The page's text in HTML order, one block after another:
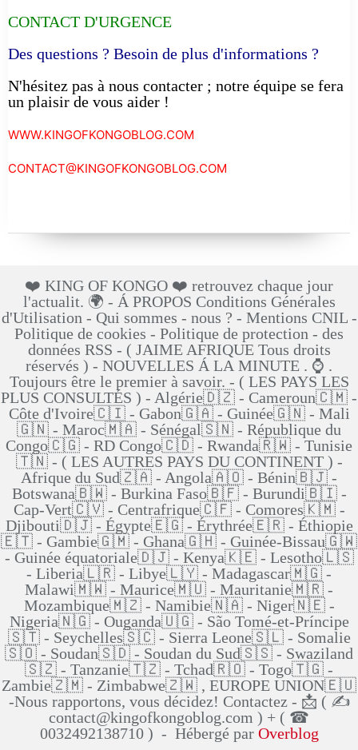
CONTACT D'URGENCE
Des questions ? Besoin de plus d'informations ?
N'hésitez pas à nous contacter ; notre équipe se fera
un plaisir de vous aider !
WWW.KINGOFKONGOBLOG.COM
CONTACT@KINGOFKONGOBLOG.COM
❤️ KING OF KONGO ❤️ retrouvez chaque jour
l'actualit. 🌍 - Á PROPOS Conditions Générales
d'Utilisation - Qui sommes - nous ? - Mentions CNIL -
Politique de cookies - Politique de protection - des
données RSS - ( JAIME AFRIQUE Tous droits
réservés ) - NOUVELLES Á LA MINUTE . ⌚ .
Toujours être le premier à savoir. - ( LES PAYS LES
PLUS CONSULTÉS ) - Algérie🇩🇿 - Cameroun🇨🇲 -
Côte d'Ivoire🇨🇮 - Gabon🇬🇦 - Guinée🇬🇳 - Mali
🇬🇳 - Maroc🇲🇦 - Sénégal🇸🇳 - République du
Congo🇨🇬 - RD Congo🇨🇩 - Rwanda🇷🇼 - Tunisie
🇹🇳 - ( LES AUTRES PAYS DU CONTINENT ) -
Afrique du Sud🇿🇦 - Angola🇦🇴 - Bénin🇧🇯 -
Botswana🇧🇼 - Burkina Faso🇧🇫 - Burundi🇧🇮 -
Cap-Vert🇨🇻 - Centrafrique🇨🇫 - Comores🇰🇲 -
Djibouti🇩🇯 - Égypte🇪🇬 - Érythrée🇪🇷 - Éthiopie
🇪🇹 - Gambie🇬🇲 - Ghana🇬🇭 - Guinée-Bissau🇬🇼
- Guinée équatoriale🇩🇯 - Kenya🇰🇪 - Lesotho🇱🇸
- Liberia🇱🇷 - Libye🇱🇾 - Madagascar🇲🇬 -
Malawi🇲🇼 - Maurice🇲🇺 - Mauritanie🇲🇷 -
Mozambique🇲🇿 - Namibie🇳🇦 - Niger🇳🇪 -
Nigeria🇳🇬 - Ouganda🇺🇬 - São Tomé-et-Príncipe
🇸🇹 - Seychelles🇸🇨 - Sierra Leone🇸🇱 - Somalie
🇸🇴 - Soudan🇸🇩 - Soudan du Sud🇸🇸 - Swaziland
🇸🇿 - Tanzanie🇹🇿 - Tchad🇷🇴 - Togo🇹🇬 -
Zambie🇿🇲 - Zimbabwe🇿🇼 , EUROPE UNION🇪🇺
-Nous rapportons, vous décidez! Contactez - 📩 ( ✍
contact@kingofkongoblog.com ) + ( ☎
0032492138710 ) - Hébergé par Overblog